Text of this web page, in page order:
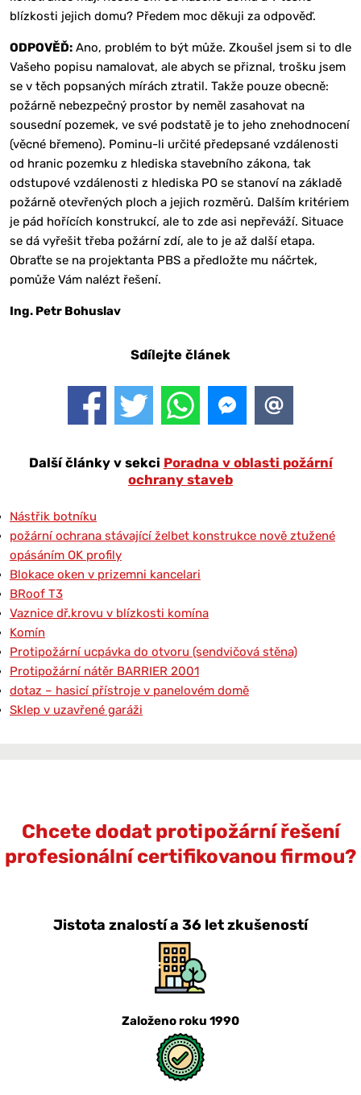
blízkosti jejich domu? Předem moc děkuji za odpověď.
ODPOVĚĎ:Ano, problém to být může. Zkoušel jsem si to dle
Vašeho popisu namalovat, ale abych se přiznal, trošku jsem
se v těch popsaných mírách ztratil. Takže pouze obecně:
požárně nebezpečný prostor by neměl zasahovat na
sousední pozemek, ve své podstatě je to jeho znehodnocení
(věcné břemeno). Pominu-li určité předepsané vzdálenosti
od hranic pozemku z hlediska stavebního zákona, tak
odstupové vzdálenosti z hlediska PO se stanoví na základě
požárně otevřených ploch a jejich rozměrů. Dalším kritériem
je pád hořících konstrukcí, ale to zde asi nepřeváží. Situace
se dá vyřešit třeba požární zdí, ale to je až další etapa.
Obraťte se na projektanta PBS a předložte mu náčrtek,
pomůže Vám nalézt řešení.
Ing. Petr Bohuslav
Sdílejte článek
Další články v sekci Poradna v oblasti požární
ochrany staveb
Nástřik botníku
požární ochrana stávající želbet konstrukce nově ztužené
opásáním OK profily
Blokace oken v prizemni kancelari
BRoof T3
Vaznice dř.krovu v blízkosti komína
Komín
Protipožární ucpávka do otvoru (sendvičová stěna)
Protipožární nátěr BARRIER 2001
dotaz – hasicí přístroje v panelovém domě
Sklep v uzavřené garáži
Chcete dodat protipožární řešení
profesionální certifikovanou firmou?
Jistota znalostí a 36 let zkušeností
Založeno roku 1990